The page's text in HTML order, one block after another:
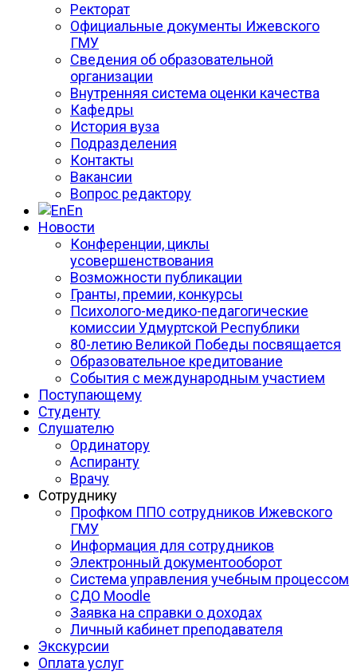
Ректорат
Официальные документы Ижевского
ГМУ
Сведения об образовательной
организации
Внутренняя система оценки качества
Кафедры
История вуза
Подразделения
Контакты
Вакансии
Вопрос редактору
En
Новости
Конференции, циклы
усовершенствования
Возможности публикации
Гранты, премии, конкурсы
Психолого-медико-педагогические
комиссии Удмуртской Республики
80-летию Великой Победы посвящается
Образовательное кредитование
События с международным участием
Поступающему
Студенту
Слушателю
Ординатору
Аспиранту
Врачу
Сотруднику
Профком ППО сотрудников Ижевского
ГМУ
Информация для сотрудников
Электронный документооборот
Система управления учебным процессом
СДО Moodle
Заявка на справки о доходах
Личный кабинет преподавателя
Экскурсии
Оплата услуг